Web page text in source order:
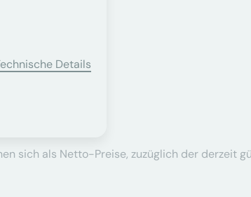
Details
sich als Netto-Preise, zuzüglich der derzeit